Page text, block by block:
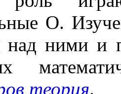
О.
над ними и
теория.